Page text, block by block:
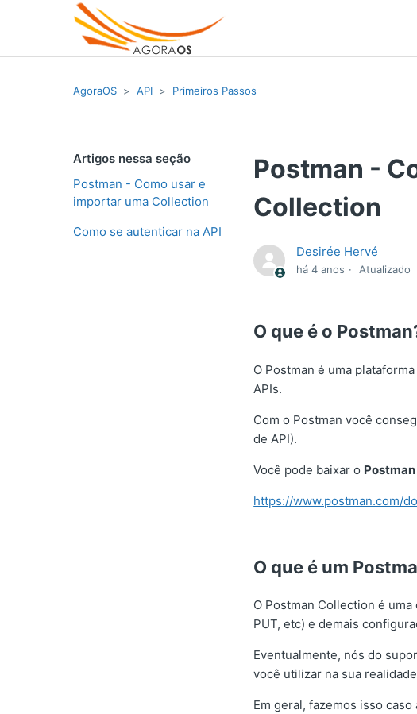
AgoraOS API Primeiros Passos
Artigos nessa seção
Postman - Como usar e
importar uma Collection
Como se autenticar na API
Postman -
Collection
Desirée Hervé
há 4 anos Atualizado
O que é o
O Postman é uma
APIs.
Com o Postman você
de API).
Você pode baixar o
https://www.postman.com/
O que é um
O Postman Collection é
PUT, etc) e demais
Eventualmente, nós do
você utilizar na sua
Em geral, fazemos isso